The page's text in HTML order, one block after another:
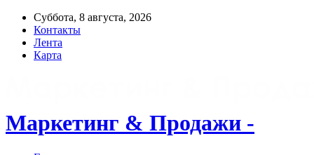
Суббота, 8 августа, 2026
Контакты
Лента
Карта
Маркетинг & Продажи -